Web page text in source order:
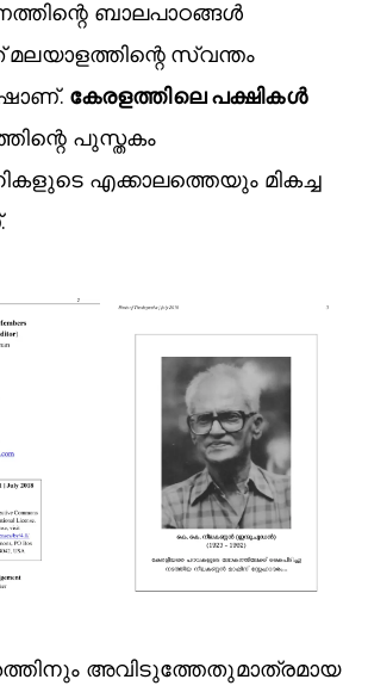
ബാലപാഠങ്ങൾ
സ്വന്തം
കേരളത്തിലെ പക്ഷികൾ
പുസ്തകം
എക്കാലത്തെയും മികച്ച
അവിടുത്തേതുമാത്രമായ